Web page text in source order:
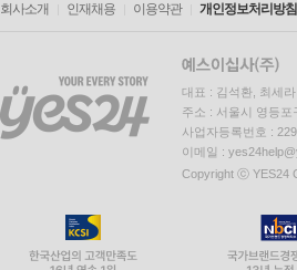
회사소개 인재채용 이용약관 개인정보처리방침
대표 : 김석환, 최세라
주소 : 서울시 영등
사업자등록번호 :
이메일 :
Copyright ⓒ YES24